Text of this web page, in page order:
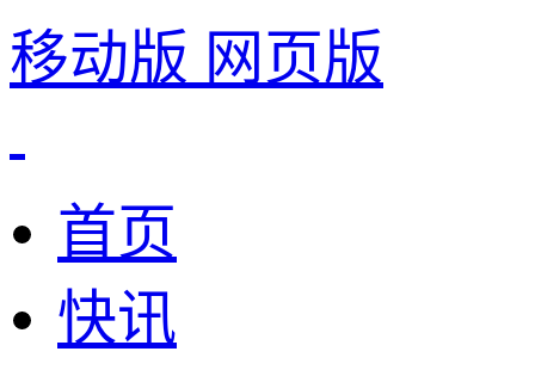
移动版 网页版
首页
快讯